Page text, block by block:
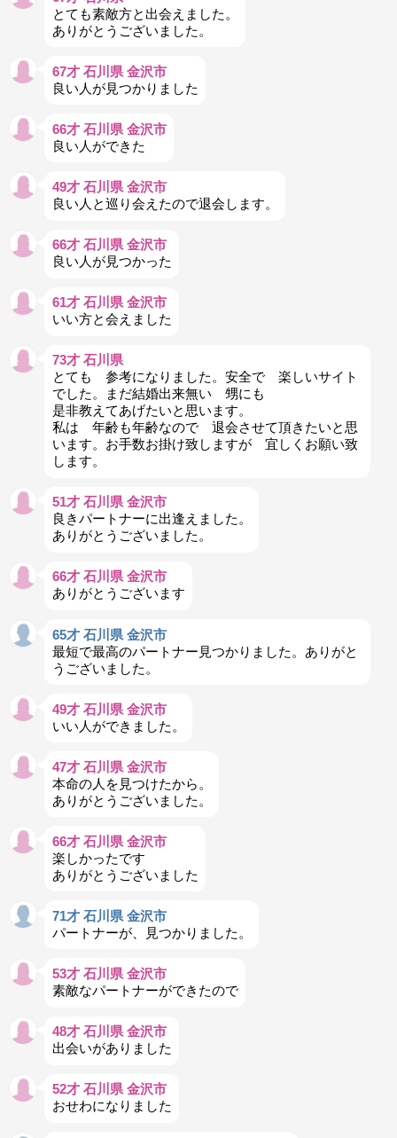
とても素敵方と出会えました。
ありがとうございました。
67才 石川県 金沢市
良い人が見つかりました
66才 石川県 金沢市
良い人ができた
49才 石川県 金沢市
良い人と巡り会えたので退会します。
66才 石川県 金沢市
良い人が見つかった
61才 石川県 金沢市
いい方と会えました
73才 石川県
とても 参考になりました。安全で 楽しいサイト
でした。まだ結婚出来無い 甥にも
是非教えてあげたいと思います。
私は 年齢も年齢なので 退会させて頂きたいと思
います。お手数お掛け致しますが 宜しくお願い致
します。
51才 石川県 金沢市
良きパートナーに出逢えました。
ありがとうございました。
66才 石川県 金沢市
ありがとうございます
65才 石川県 金沢市
最短で最高のパートナー見つかりました。ありがと
うございました。
49才 石川県 金沢市
いい人ができました。
47才 石川県 金沢市
本命の人を見つけたから。
ありがとうございました。
66才 石川県 金沢市
楽しかったです
ありがとうございました
71才 石川県 金沢市
パートナーが、見つかりました。
53才 石川県 金沢市
素敵なパートナーができたので
48才 石川県 金沢市
出会いがありました
52才 石川県 金沢市
おせわになりました